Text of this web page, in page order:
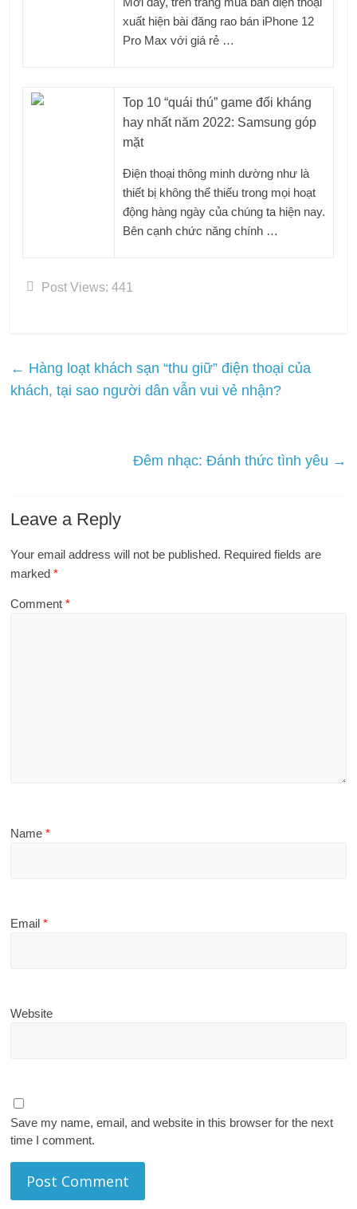
xuất hiện bài đăng rao bán iPhone 12
Pro Max với giá rẻ …
Top 10 “quái thú” game đối kháng
hay nhất năm 2022: Samsung góp
mặt
Điện thoại thông minh dường như là
thiết bị không thể thiếu trong mọi hoạt
động hàng ngày của chúng ta hiện nay.
Bên cạnh chức năng chính …
Post Views: 441
← Hàng loạt khách sạn “thu giữ” điện thoại của
khách, tại sao người dân vẫn vui vẻ nhận?
Đêm nhạc: Đánh thức tình yêu →
Leave a Reply
Your email address will not be published. Required fields are
marked*
Comment*
Name*
Email*
Website
Save my name, email, and website in this browser for the next
time I comment.